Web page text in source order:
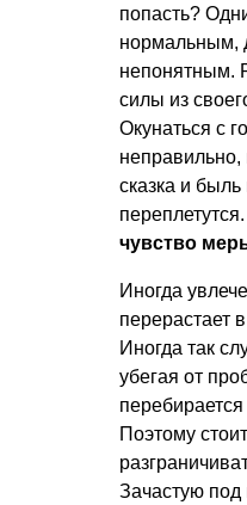
попасть?
нормальным,
непонятным.
силы из
Окунаться с
неправильно,
сказка и быль
чувство
Иногда
перерастает
Иногда так
убегая от
Поэтому
Зачастую под